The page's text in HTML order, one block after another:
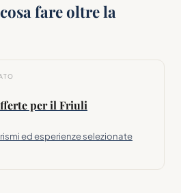
fare oltre la
per il Friuli
ed esperienze selezionate